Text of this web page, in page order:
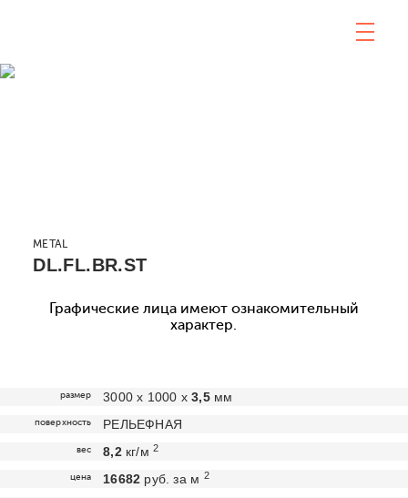
METAL
DL.FL.BR.ST
Графические лица имеют ознакомительный
характер.
размер 3000 х 1000 х3,5мм
поверхность РЕЛЬЕФНАЯ
вес 8,2кг/м2
цена 16682 руб. за м 2